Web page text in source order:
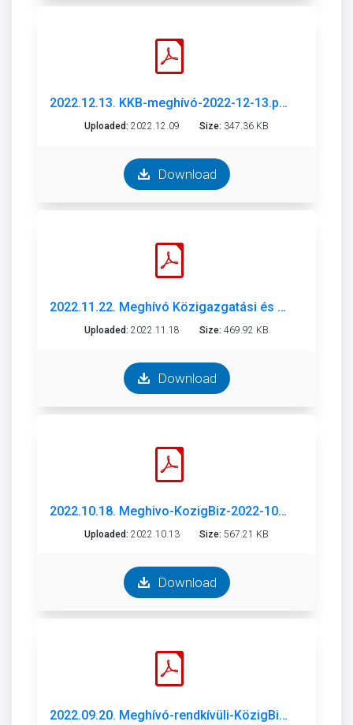
2022.12.13. KKB-meghívó-2022-12-13.pdf
Uploaded: 2022.12.09 Size: 347.36 KB
Download
2022.11.22. Meghívó Közigazgatási és Közrendvédelmi Bizottság
Uploaded: 2022.11.18 Size: 469.92 KB
Download
2022.10.18. Meghivo-KozigBiz-2022-10-18.pdf
Uploaded: 2022.10.13 Size: 567.21 KB
Download
2022.09.20. Meghívó-rendkívüli-KözigBiz-2022-09-20.pdf